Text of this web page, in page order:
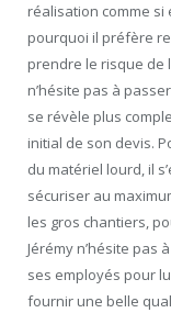
réalisation comme si
pourquoi il préfère
prendre le risque de
n’hésite pas à
se révèle plus
initial de son devis.
du matériel lourd, il
sécuriser au
les gros chantiers,
Jérémy n’hésite pas
ses employés pour
fournir une belle